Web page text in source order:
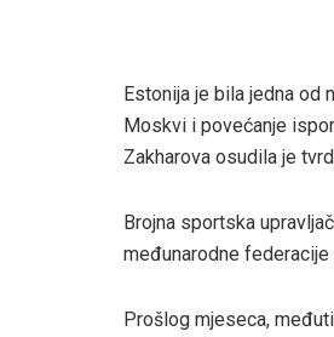
Estonija je bila jedna od
Moskvi i povećanje
Zakharova osudila je
Brojna sportska
međunarodne federacije
Prošlog mjeseca,